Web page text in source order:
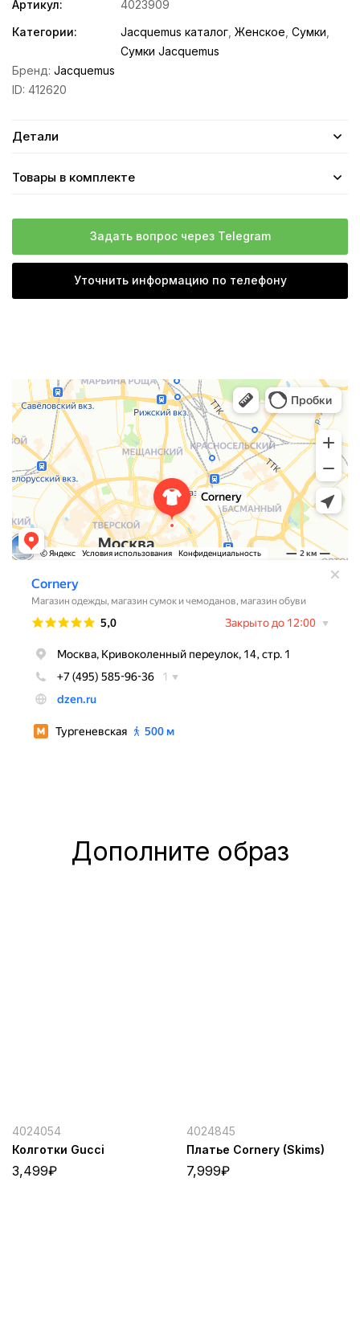
Артикул:
4023909
Категории:
Jacquemus каталог Женское Сумки
Сумки Jacquemus
Бренд: Jacquemus
ID: 412620
Детали
Товары в комплекте
Задать вопрос через Telegram
Уточнить информацию по телефону
Дополните образ
4024054
Колготки Gucci
3,499₽
4024845
Платье Cornery (Skims)
7,999₽